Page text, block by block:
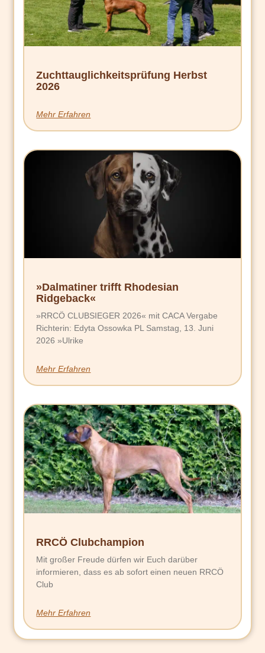
Zuchttauglichkeitsprüfung Herbst
2026
Mehr Erfahren
»Dalmatiner trifft Rhodesian
Ridgeback«
»RRCÖ CLUBSIEGER 2026« mit CACA Vergabe
Richterin: Edyta Ossowka PL Samstag, 13. Juni
2026 »Ulrike
Mehr Erfahren
RRCÖ Clubchampion
Mit großer Freude dürfen wir Euch darüber
informieren, dass es ab sofort einen neuen RRCÖ
Club
Mehr Erfahren